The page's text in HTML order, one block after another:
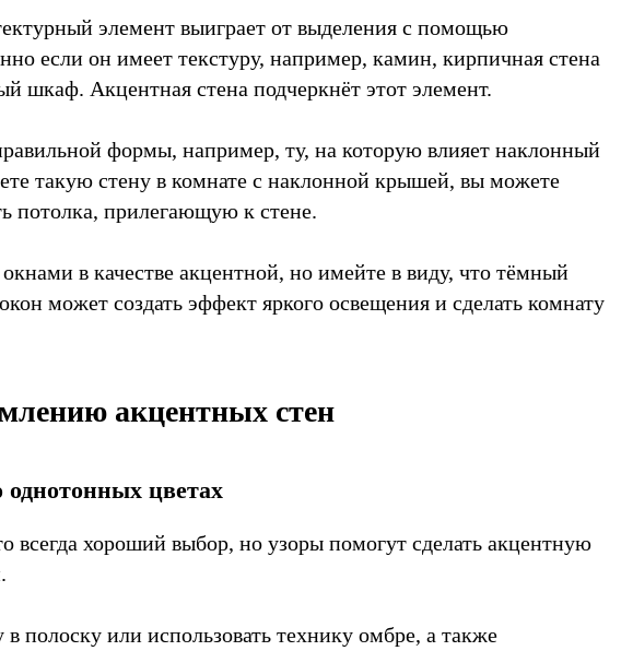
элемент выиграет от выделения с помощью
если он имеет текстуру, например, камин, кирпичная стена
шкаф. Акцентная стена подчеркнёт этот элемент.
формы, например, ту, на которую влияет наклонный
такую стену в комнате с наклонной крышей, вы можете
потолка, прилегающую к стене.
в качестве акцентной, но имейте в виду, что тёмный
может создать эффект яркого освещения и сделать комнату
акцентных стен
однотонных цветах
всегда хороший выбор, но узоры помогут сделать акцентную
полоску или использовать технику омбре, а также